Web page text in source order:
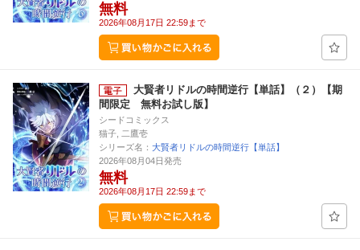
無料
2026年08月17日 22:59まで
大賢者リドルの時間逆行【単話】（２）【期
間限定 無料お試し版】
シードコミックス
猫子, 二鷹壱
シリーズ名： 大賢者リドルの時間逆行【単話】
2026年08月04日発売
無料
2026年08月17日 22:59まで